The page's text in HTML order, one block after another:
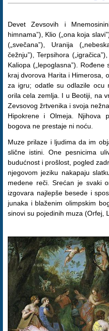
Devet Zevsovih i
himnama”), Klio („ona koja
(„svečana”), Uranija
čežnju”), Terpsihora
Kaliopa („lepoglasna”).
kraj dvorova Harita i Himerosa,
za igru; odatle su odlazile ocu
orila cela zemlja. I u Beotiji, na
Zevsovog žrtvenika i svoja
Hipokrene i Olmeja. Njihova
bogova ne prestaje ni noću.
Muze prilaze i ljudima da im
slične istini. One pesnicima
budućnost i prošlost, pogled
njegovom jeziku nakapaju
medene reči. Srećan je svaki
izgovara najlepše besede i
junaka i blaženim olimpskim
sinovi su pojedinih muza (Orfej,